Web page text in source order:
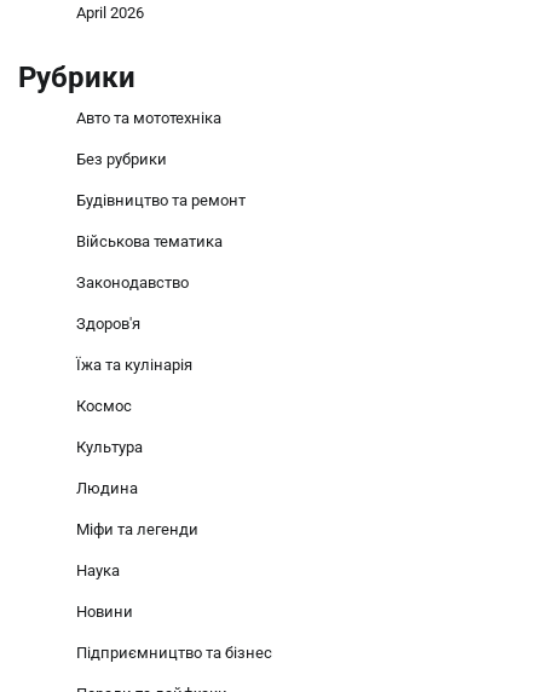
April 2026
Рубрики
Авто та мототехніка
Без рубрики
Будівництво та ремонт
Військова тематика
Законодавство
Здоров'я
Їжа та кулінарія
Космос
Культура
Людина
Міфи та легенди
Наука
Новини
Підприємництво та бізнес